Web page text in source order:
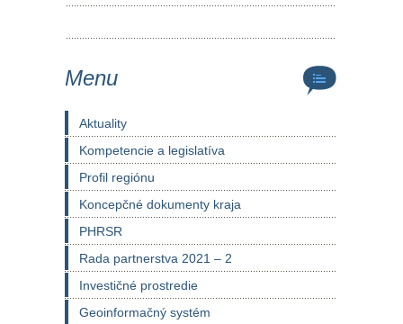
Menu
Aktuality
Kompetencie a legislatíva
Profil regiónu
Koncepčné dokumenty kraja
PHRSR
Rada partnerstva 2021 – 2
Investičné prostredie
Geoinformačný systém